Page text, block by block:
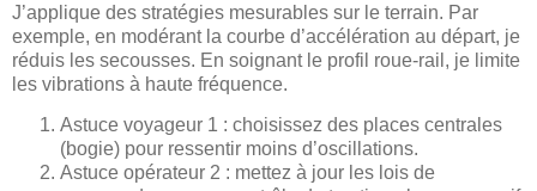
J’applique des stratégies mesurables sur le terrain. Par
exemple, en modérant la courbe d’accélération au départ, je
réduis les secousses. En soignant le profil roue-rail, je limite
les vibrations à haute fréquence.
Astuce voyageur 1 : choisissez des places centrales
(bogie) pour ressentir moins d’oscillations.
Astuce opérateur 2 : mettez à jour les lois de